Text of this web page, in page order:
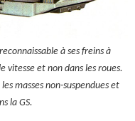
à ses freins à
vitesse et non dans les roues.
masses non-suspendues et
la GS.